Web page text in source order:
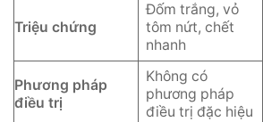
Triệu chứng
Đốm trắng, vỏ
tôm nứt, chết
nhanh
Phương pháp
điều trị
Không có
phương pháp
điều trị đặc hiệu